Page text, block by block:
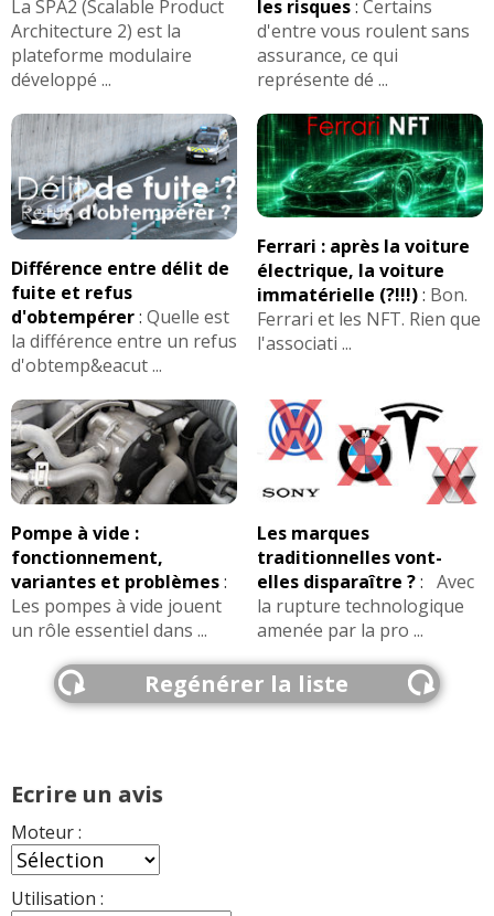
La SPA2 (Scalable Product
Architecture 2) est la
plateforme modulaire
développé ...
les risques: Certains
d'entre vous roulent sans
assurance, ce qui
représente dé ...
Différence entre délit de
fuite et refus
d'obtempérer: Quelle est
la différence entre un refus
d'obtemp&eacut ...
Ferrari : après la voiture
électrique, la voiture
immatérielle (?!!!): Bon.
Ferrari et les NFT. Rien que
l'associati ...
Pompe à vide :
fonctionnement,
variantes et problèmes:
Les pompes à vide jouent
un rôle essentiel dans ...
Les marques
traditionnelles vont-
elles disparaître ?: Avec
la rupture technologique
amenée par la pro ...
Regénérer la liste
Ecrire un avis
Moteur :
Utilisation :